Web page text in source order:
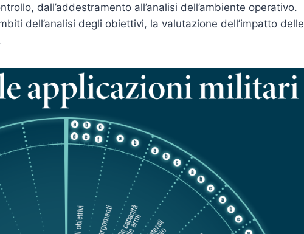
dall’addestramento all’analisi dell’ambiente operativo.
dell’analisi degli obiettivi, la valutazione dell’impatto delle